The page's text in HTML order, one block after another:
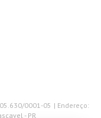
0001-05 | Endereço:
- PR